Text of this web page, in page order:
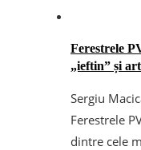
Ferestrele
„ieftin” și
Sergiu
Ferestrele
dintre cele